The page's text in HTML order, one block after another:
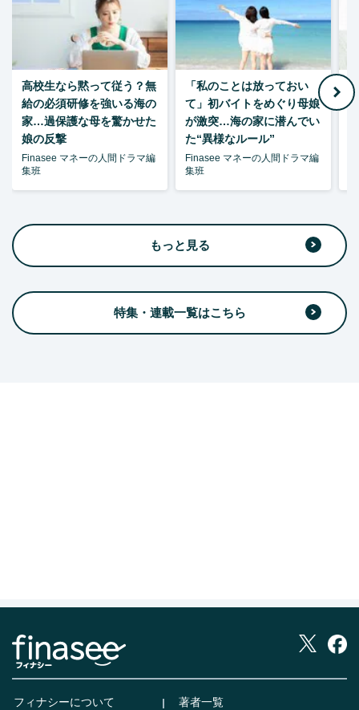
高校生なら黙って従う？無
給の必須研修を強いる海の
家…過保護な母を驚かせた
娘の反撃
Finasee マネーの人間ドラマ編
集班
「私のことは放っておい
て」初バイトをめぐり母娘
が激突…海の家に潜んでい
た“異様なルール”
Finasee マネーの人間ドラマ編
集班
もっと見る
特集・連載一覧はこちら
フィナシーについて 著者一覧